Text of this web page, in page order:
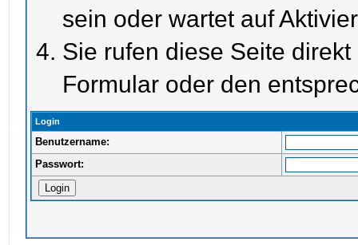
sein oder wartet auf
Sie rufen diese Seite
Formular oder den
Login
Benutzername:
Passwort: